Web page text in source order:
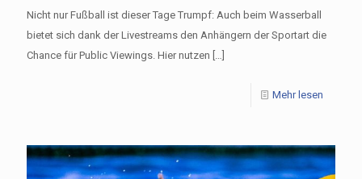
Nicht nur Fußball ist dieser Tage Trumpf: Auch beim Wasserball
bietet sich dank der Livestreams den Anhängern der Sportart die
Chance für Public Viewings. Hier nutzen […]
Mehr lesen